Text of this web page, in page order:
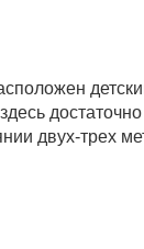
двух-трех